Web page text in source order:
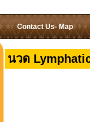
Contact Us- Map
นวด